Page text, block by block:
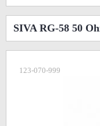
SIVA RG-58 50
123-070-999